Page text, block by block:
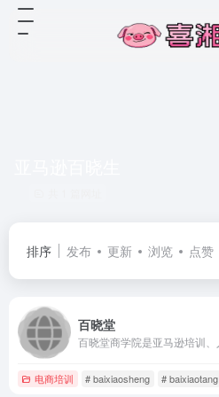
排序 发布 更新 浏览 点赞
百晓堂
电商培训 # baixiaosheng # baixiaotang